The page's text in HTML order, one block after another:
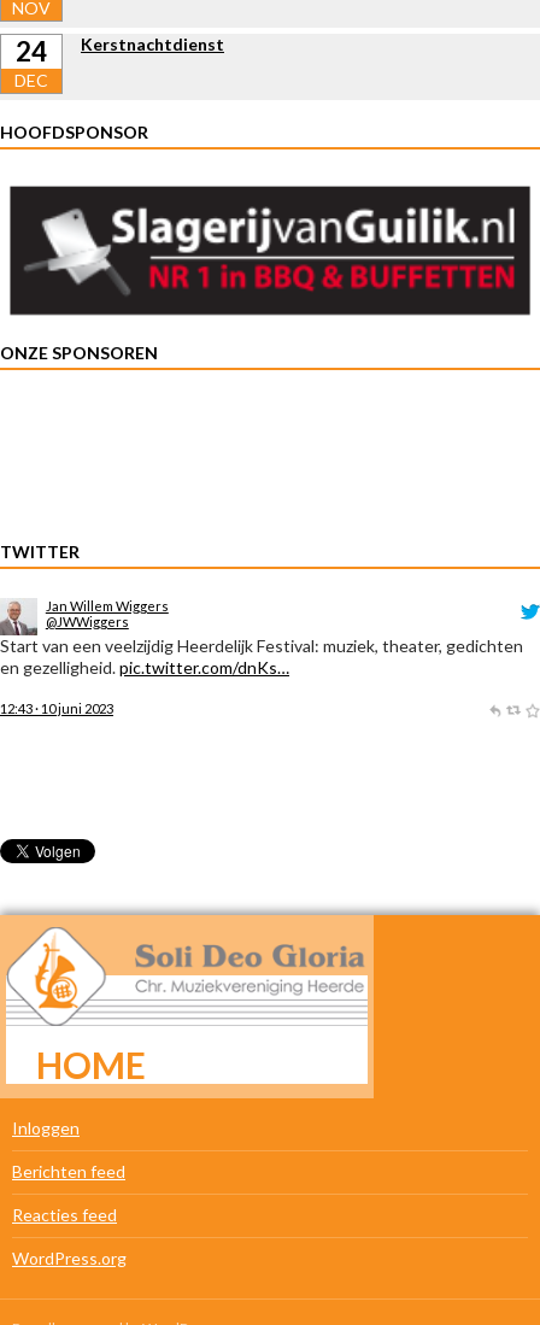
NOV
24
DEC
Kerstnachtdienst
HOOFDSPONSOR
ONZE SPONSOREN
TWITTER
Jan Willem Wiggers
@JWWiggers
Start van een veelzijdig Heerdelijk Festival: muziek, theater, gedichten
en gezelligheid.pic.twitter.com/dnKs…
12:43 · 10 juni 2023
HOME
META
Inloggen
Berichten feed
Reacties feed
WordPress.org